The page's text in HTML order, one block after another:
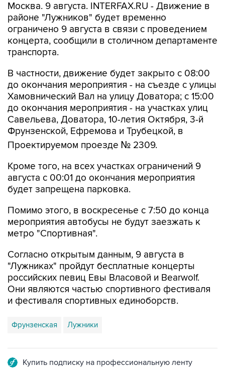
Москва. 9 августа. INTERFAX.RU - Движение в
районе "Лужников" будет временно
ограничено 9 августа в связи с проведением
концерта, сообщили в столичном департаменте
транспорта.
В частности, движение будет закрыто с 08:00
до окончания мероприятия - на съезде с улицы
Хамовнический Вал на улицу Доватора; с 15:00
до окончания мероприятия - на участках улиц
Савельева, Доватора, 10-летия Октября, 3-й
Фрунзенской, Ефремова и Трубецкой, в
Проектируемом проезде № 2309.
Кроме того, на всех участках ограничений 9
августа с 00:01 до окончания мероприятия
будет запрещена парковка.
Помимо этого, в воскресенье с 7:50 до конца
мероприятия автобусы не будут заезжать к
метро "Спортивная".
Согласно открытым данным, 9 августа в
"Лужниках" пройдут бесплатные концерты
российских певиц Евы Власовой и Bearwolf.
Они являются частью спортивного фестиваля
и фестиваля спортивных единоборств.
Фрунзенская Лужники
Купить подписку на профессиональную ленту